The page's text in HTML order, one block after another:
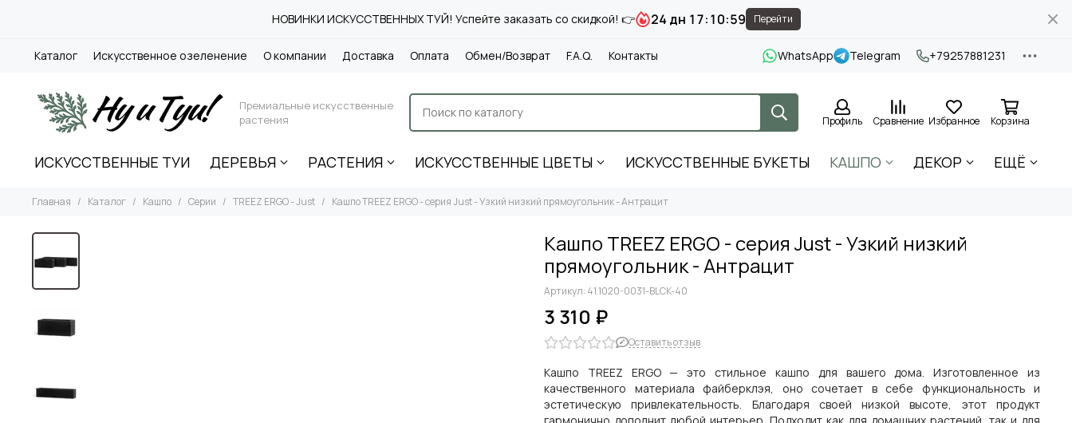
НОВИНКИ ИСКУССТВЕННЫХ ТУЙ! Успейте заказать со скидкой! 👉 24 дн 17:10:58 Перейти
Каталог Искусственное озеленение О компании Доставка Оплата Обмен/Возврат F.A.Q. Контакты WhatsApp Telegram +79257881231
Премиальные искусственные
растения
Профиль Сравнение Избранное Корзина
ИСКУССТВЕННЫЕ ТУИ ДЕРЕВЬЯ РАСТЕНИЯ ИСКУССТВЕННЫЕ ЦВЕТЫ ИСКУССТВЕННЫЕ БУКЕТЫ КАШПО ДЕКОР ЕЩЁ
Главная Каталог Кашпо Серии TREEZ ERGO - Just Кашпо TREEZ ERGO - серия Just - Узкий низкий прямоугольник - Антрацит
Кашпо TREEZ ERGO - серия Just - Узкий низкий
прямоугольник - Антрацит
Артикул: 41.1020-0031-BLCK-40
3 310 ₽
Оставить отзыв
Кашпо TREEZ ERGO — это стильное кашпо для вашего дома. Изготовленное из
качественного материала файберклэя, оно сочетает в себе функциональность и
эстетическую привлекательность. Благодаря своей низкой высоте, этот продукт